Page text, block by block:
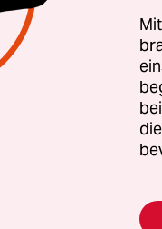
seinem
Joyfitness-
sei, habe die